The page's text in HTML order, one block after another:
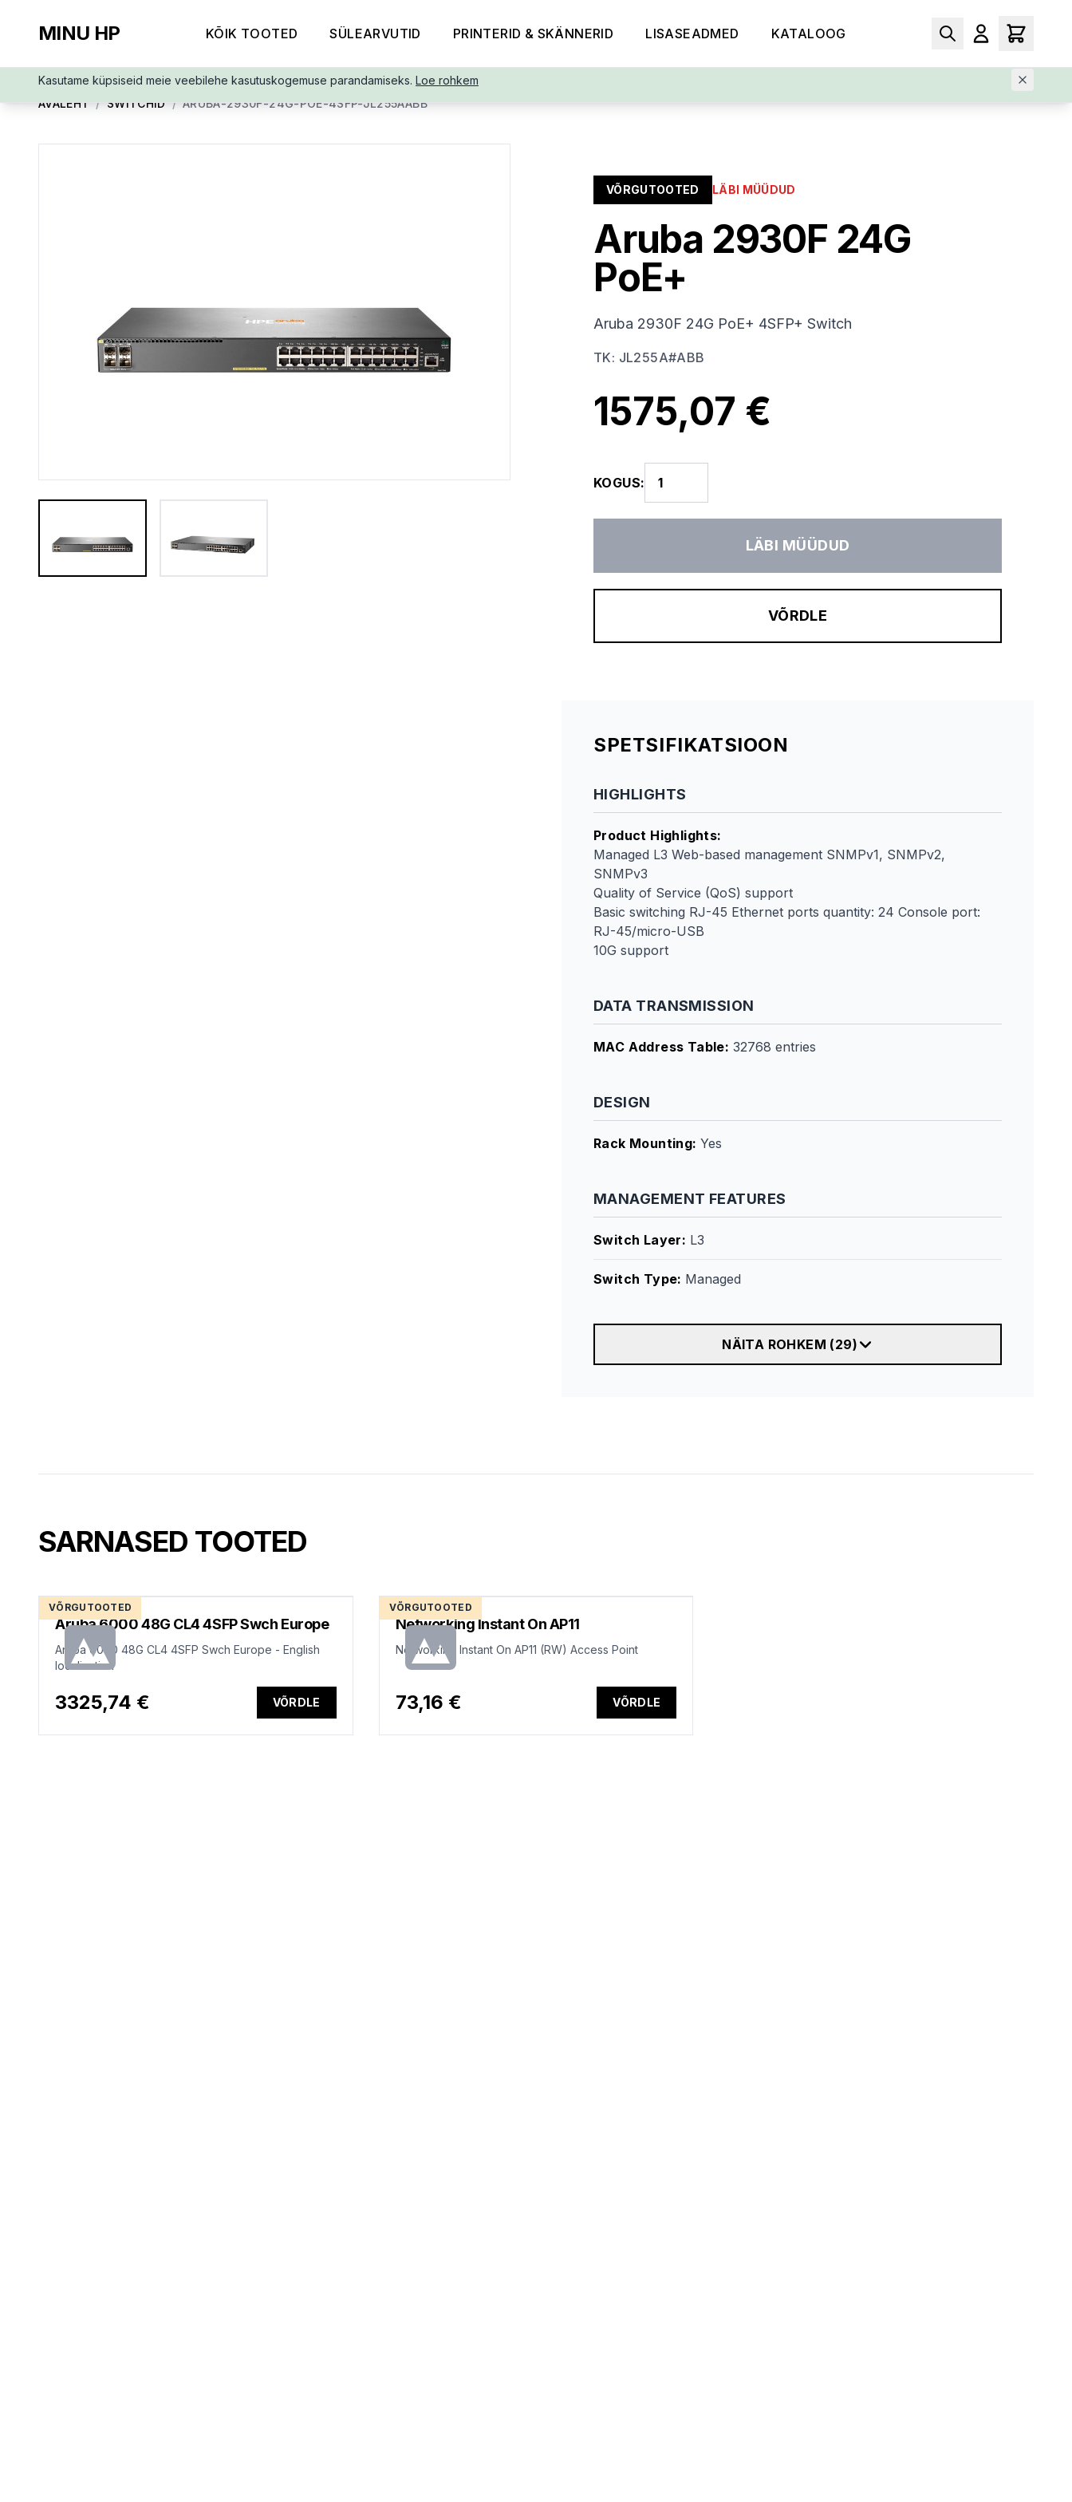
MINU HP KÕIK TOOTED SÜLEARVUTID PRINTERID & SKÄNNERID LISASEADMED KATALOOG
Kasutame küpsiseid meie veebilehe kasutuskogemuse parandamiseks. Loe rohkem
AVALEHT / SWITCHID / ARUBA-2930F-24G-POE-4SFP-JL255AABB
VÕRGUTOOTED LÄBI MÜÜDUD
Aruba 2930F 24G
PoE+
Aruba 2930F 24G PoE+ 4SFP+ Switch
TK: JL255A#ABB
1575,07 €
KOGUS:
LÄBI MÜÜDUD
VÕRDLE
SPETSIFIKATSIOON
HIGHLIGHTS
Product Highlights:
Managed L3 Web-based management SNMPv1, SNMPv2,
SNMPv3
Quality of Service (QoS) support
Basic switching RJ-45 Ethernet ports quantity: 24 Console port:
RJ-45/micro-USB
10G support
DATA TRANSMISSION
MAC Address Table: 32768 entries
DESIGN
Rack Mounting:Yes
MANAGEMENT FEATURES
Switch Layer: L3
Switch Type: Managed
NÄITA ROHKEM (29)
SARNASED TOOTED
VÕRGUTOOTED
Aruba 6000 48G CL4 4SFP Swch Europe
Aruba 6000 48G CL4 4SFP Swch Europe - English
localization
3325,74 € VÕRDLE
VÕRGUTOOTED
Networking Instant On AP11
Networking Instant On AP11 (RW) Access Point
73,16 € VÕRDLE